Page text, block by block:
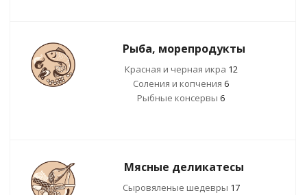
Рыба, морепродукты
Красная и черная икра 12
Соления и копчения 6
Рыбные консервы 6
Мясные деликатесы
Сыровяленые шедевры 17